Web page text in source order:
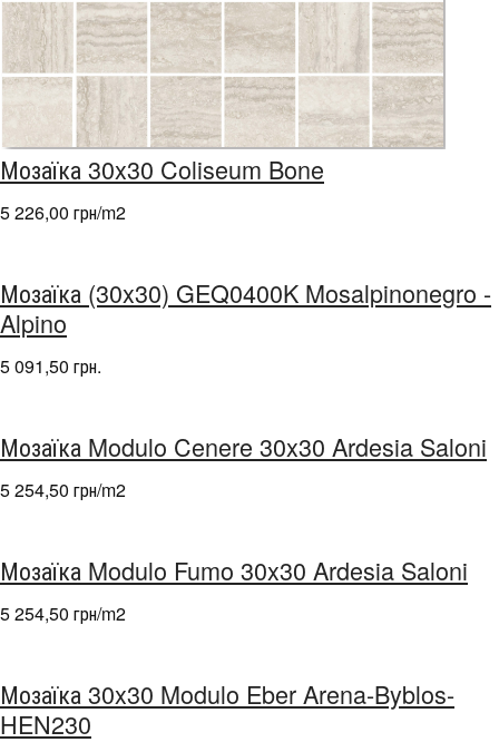
Мозаїка 30x30 Coliseum Bone
5 226,00 грн/m2
Мозаїка (30x30) GEQ0400K Mosalpinonegro -
Alpino
5 091,50 грн.
Мозаїка Modulo Cenere 30x30 Ardesia Saloni
5 254,50 грн/m2
Мозаїка Modulo Fumo 30x30 Ardesia Saloni
5 254,50 грн/m2
Мозаїка 30x30 Modulo Eber Arena-Byblos-
HEN230